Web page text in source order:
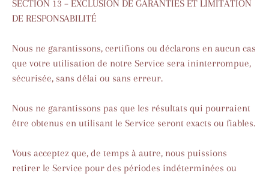
SECTION 13 – EXCLUSION DE GARANTIES ET LIMITATION
DE RESPONSABILITÉ
Nous ne garantissons, certifions ou déclarons en aucun cas
que votre utilisation de notre Service sera ininterrompue,
sécurisée, sans délai ou sans erreur.
Nous ne garantissons pas que les résultats qui pourraient
être obtenus en utilisant le Service seront exacts ou fiables.
Vous acceptez que, de temps à autre, nous puissions
retirer le Service pour des périodes indéterminées ou